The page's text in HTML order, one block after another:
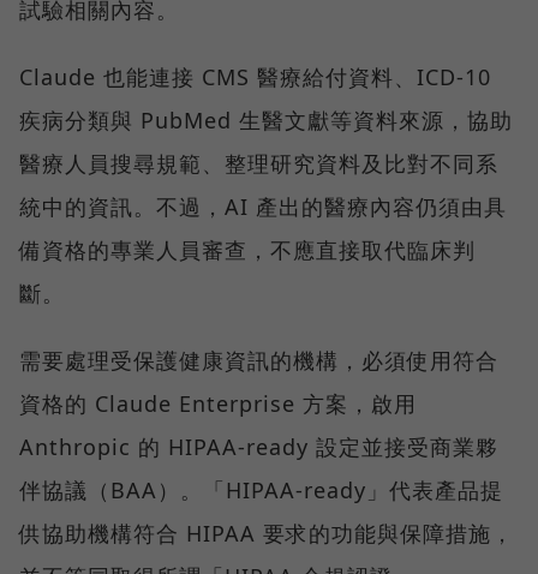
試驗相關內容。
Claude 也能連接 CMS 醫療給付資料、ICD-10
疾病分類與 PubMed 生醫文獻等資料來源，協助
醫療人員搜尋規範、整理研究資料及比對不同系
統中的資訊。不過，AI 產出的醫療內容仍須由具
備資格的專業人員審查，不應直接取代臨床判
斷。
需要處理受保護健康資訊的機構，必須使用符合
資格的 Claude Enterprise 方案，啟用
Anthropic 的 HIPAA-ready 設定並接受商業夥
伴協議（BAA）。「HIPAA-ready」代表產品提
供協助機構符合 HIPAA 要求的功能與保障措施，